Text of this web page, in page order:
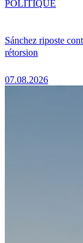
Sánchez riposte
rétorsion
07.08.2026
POLITIQUE